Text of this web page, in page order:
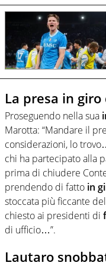
La presa in giro
Proseguendo nella sua
Marotta: “Mandare il
considerazioni, lo
chi ha partecipato alla
prima di chiudere
prendendo di fatto in
stoccata più ficcante
chiesto ai presidenti di
di ufficio…”.
Lautaro